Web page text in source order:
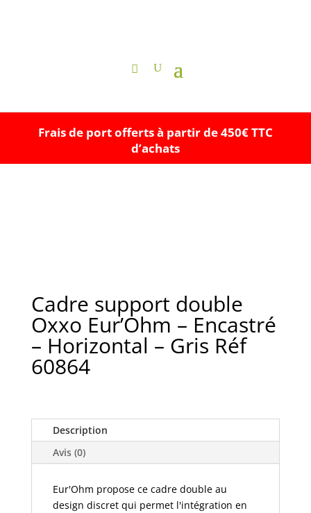
Frais de port offerts à partir de 450€ TTC
d’achats
Cadre support double
Oxxo Eur’Ohm – Encastré
– Horizontal – Gris Réf
60864
Description
Avis (0)
Eur'Ohm propose ce cadre double au
design discret qui permet l'intégration en